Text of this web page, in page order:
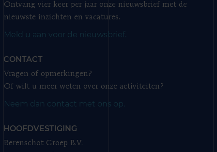
Ontvang vier keer per jaar onze nieuwsbrief met de
nieuwste inzichten en vacatures.
Meld u aan voor de nieuwsbrief.
CONTACT
Vragen of opmerkingen?
Of wilt u meer weten over onze activiteiten?
Neem dan contact met ons op.
HOOFDVESTIGING
Berenschot Groep B.V.